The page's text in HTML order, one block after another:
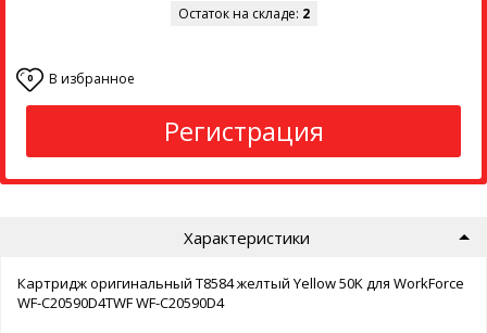
Остаток на складе: 2
0 В избранное
Регистрация
Характеристики
Картридж оригинальный T8584 желтый Yellow 50K для WorkForce
WF-C20590D4TWF WF-C20590D4